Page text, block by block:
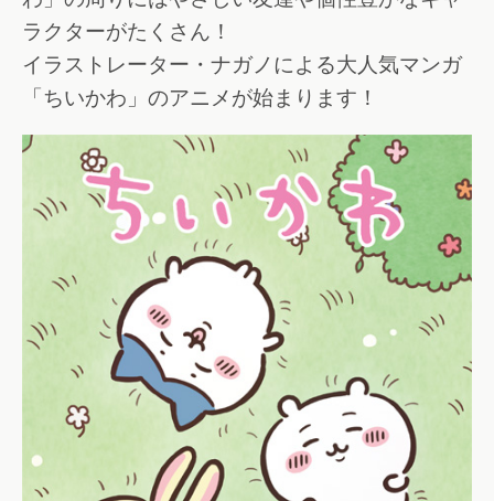
ラクターがたくさん！
イラストレーター・ナガノによる大人気マンガ
「ちいかわ」のアニメが始まります！